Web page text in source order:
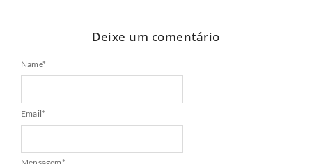
Deixe um comentário
Name*
Email*